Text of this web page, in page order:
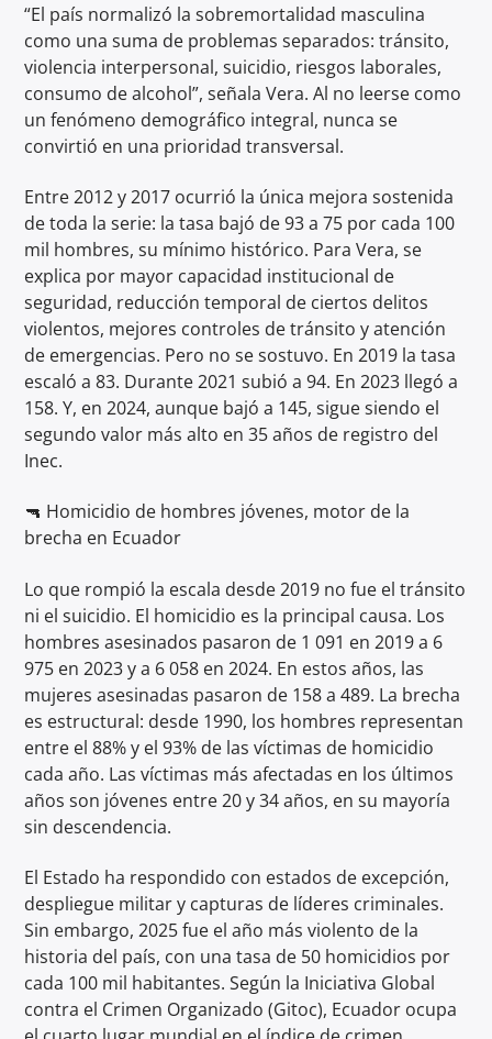
“El país normalizó la sobremortalidad masculina
como una suma de problemas separados: tránsito,
violencia interpersonal, suicidio, riesgos laborales,
consumo de alcohol”, señala Vera. Al no leerse como
un fenómeno demográfico integral, nunca se
convirtió en una prioridad transversal.
Entre 2012 y 2017 ocurrió la única mejora sostenida
de toda la serie: la tasa bajó de 93 a 75 por cada 100
mil hombres, su mínimo histórico. Para Vera, se
explica por mayor capacidad institucional de
seguridad, reducción temporal de ciertos delitos
violentos, mejores controles de tránsito y atención
de emergencias. Pero no se sostuvo. En 2019 la tasa
escaló a 83. Durante 2021 subió a 94. En 2023 llegó a
158. Y, en 2024, aunque bajó a 145, sigue siendo el
segundo valor más alto en 35 años de registro del
Inec.
🔫 Homicidio de hombres jóvenes, motor de la
brecha en Ecuador
Lo que rompió la escala desde 2019 no fue el tránsito
ni el suicidio. El homicidio es la principal causa. Los
hombres asesinados pasaron de 1 091 en 2019 a 6
975 en 2023 y a 6 058 en 2024. En estos años, las
mujeres asesinadas pasaron de 158 a 489. La brecha
es estructural: desde 1990, los hombres representan
entre el 88% y el 93% de las víctimas de homicidio
cada año. Las víctimas más afectadas en los últimos
años son jóvenes entre 20 y 34 años, en su mayoría
sin descendencia.
El Estado ha respondido con estados de excepción,
despliegue militar y capturas de líderes criminales.
Sin embargo, 2025 fue el año más violento de la
historia del país, con una tasa de 50 homicidios por
cada 100 mil habitantes. Según la Iniciativa Global
contra el Crimen Organizado (Gitoc), Ecuador ocupa